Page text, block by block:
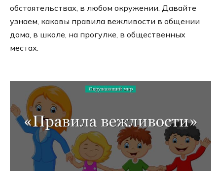
обстоятельствах, в любом окружении. Давайте
узнаем, каковы правила вежливости в общении
дома, в школе, на прогулке, в общественных
местах.